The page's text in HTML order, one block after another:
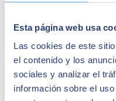
Esta página web usa
Las cookies de este
el contenido y los
sociales y analizar el
información sobre el
assuré une croissance
One
En savoir plus